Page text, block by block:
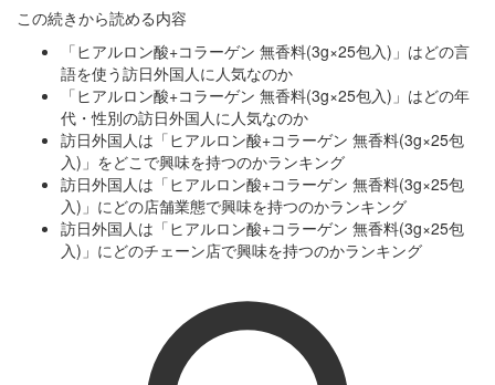
この続きから読める内容
「ヒアルロン酸+コラーゲン 無香料(3g×25包入)」はどの言
語を使う訪日外国人に人気なのか
「ヒアルロン酸+コラーゲン 無香料(3g×25包入)」はどの年
代・性別の訪日外国人に人気なのか
訪日外国人は「ヒアルロン酸+コラーゲン 無香料(3g×25包
入)」をどこで興味を持つのかランキング
訪日外国人は「ヒアルロン酸+コラーゲン 無香料(3g×25包
入)」にどの店舗業態で興味を持つのかランキング
訪日外国人は「ヒアルロン酸+コラーゲン 無香料(3g×25包
入)」にどのチェーン店で興味を持つのかランキング